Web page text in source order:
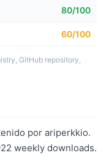
80/100
60/100
GitHub repository,
por ariperkkio.
weekly downloads.